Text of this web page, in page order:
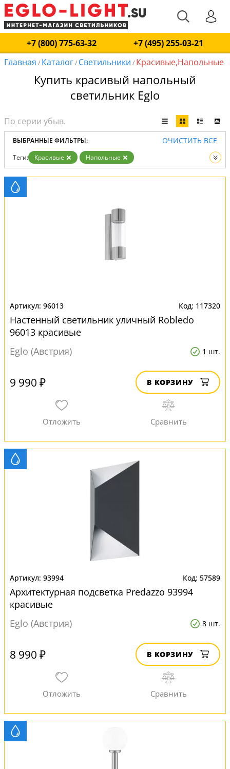
+7 (800) 775-63-32
+7 (495) 255-03-21
Главная / Каталог/ Светильники / Красивые,Напольные
Купить красивый напольный
светильник Eglo
ВЫБРАННЫЕ ФИЛЬТРЫ: ОЧИСТИТЬ ВСЕ
Теги: Красивые
Напольные
Вид:
Светильники
96013 117320
Настенный светильник уличный Robledo
96013 красивые
Eglo (Австрия)
1 шт.
9 990 ₽ В КОРЗИНУ
93994 57589
Архитектурная подсветка Predazzo 93994
красивые
Eglo (Австрия)
8 шт.
8 990 ₽ В КОРЗИНУ